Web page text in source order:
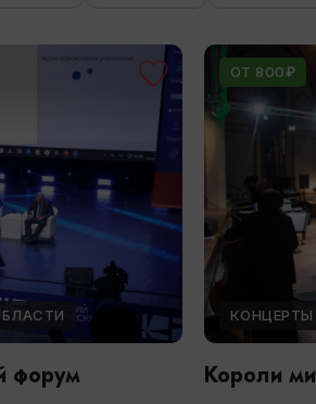
форум
ОТ 800₽
КОНЦЕРТЫ
Короли